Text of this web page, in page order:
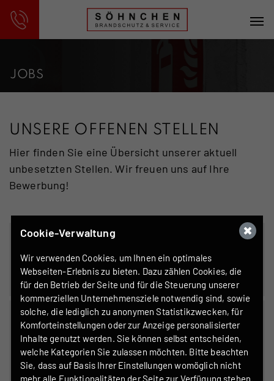
JOBS
UNSERE OFFENEN STELLEN
Hier finden Sie eine Übersicht unserer aktuell
unbesetzten Stellen. Wir freuen uns auf Ihre
Bewerbung!
HANDWERKER/TECHNIKER
M/W/D
ab sofort
FACHPLANER/SACHVERSTÄNDIGER
VORBEUGENDER BRANDSCHUTZ
(M/W/D)
Vollzeit
ab sofort
Cookie-Verwaltung
Wir verwenden Cookies, um Ihnen ein optimales
Webseiten-Erlebnis zu bieten. Dazu zählen Cookies, die
für den Betrieb der Seite und für die Steuerung unserer
kommerziellen Unternehmensziele notwendig sind, sowie
solche, die lediglich zu anonymen Statistikzwecken, für
Komforteinstellungen oder zur Anzeige personalisierter
Inhalte genutzt werden. Sie können selbst entscheiden,
welche Kategorien Sie zulassen möchten. Bitte beachten
Sie, dass auf Basis Ihrer Einstellungen womöglich nicht
mehr alle Funktionalitäten der Seite zur Verfügung stehen.